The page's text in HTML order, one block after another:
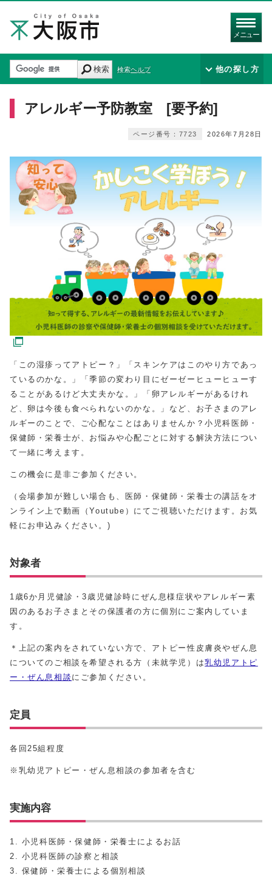
メニュー
検索 検索ヘルプ 他の探し方
アレルギー予防教室 [要予約]
2026年7月28日
ページ番号：7723
「この湿疹ってアトピー？」「スキンケアはこのやり方であっ
ているのかな。」「季節の変わり目にゼーゼーヒューヒューす
ることがあるけど大丈夫かな。」「卵アレルギーがあるけれ
ど、卵は今後も食べられないのかな。」など、お子さまのアレ
ルギーのことで、ご心配なことはありませんか？小児科医師・
保健師・栄養士が、お悩みや心配ごとに対する解決方法につい
て一緒に考えます。
この機会に是非ご参加ください。
（会場参加が難しい場合も、医師・保健師・栄養士の講話をオ
ンライン上で動画（Youtube）にてご視聴いただけます。お気
軽にお申込みください。)
対象者
1歳6か月児健診・3歳児健診時にぜん息様症状やアレルギー素
因のあるお子さまとその保護者の方に個別にご案内していま
す。
＊上記の案内をされていない方で、アトピー性皮膚炎やぜん息
についてのご相談を希望される方（未就学児）は乳幼児アトピ
ー・ぜん息相談 にご参加ください。
定員
各回25組程度
※乳幼児アトピー・ぜん息相談の参加者を含む
実施内容
1. 小児科医師・保健師・栄養士によるお話
2. 小児科医師の診察と相談
3. 保健師・栄養士による個別相談